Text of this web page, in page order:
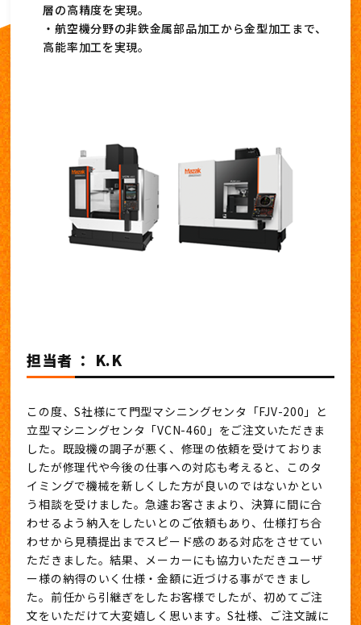
層の高精度を実現。
・航空機分野の非鉄金属部品加工から金型加工まで、
高能率加工を実現。
担当者 ： K.K
この度、S社様にて門型マシニングセンタ「FJV-200」と
立型マシニングセンタ「VCN-460」をご注文いただきま
した。既設機の調子が悪く、修理の依頼を受けておりま
したが修理代や今後の仕事への対応も考えると、このタ
イミングで機械を新しくした方が良いのではないかとい
う相談を受けました。急遽お客さまより、決算に間に合
わせるよう納入をしたいとのご依頼もあり、仕様打ち合
わせから見積提出までスピード感のある対応をさせてい
ただきました。結果、メーカーにも協力いただきユーザ
ー様の納得のいく仕様・金額に近づける事ができまし
た。前任から引継ぎをしたお客様でしたが、初めてご注
文をいただけて大変嬉しく思います。S社様、ご注文誠に